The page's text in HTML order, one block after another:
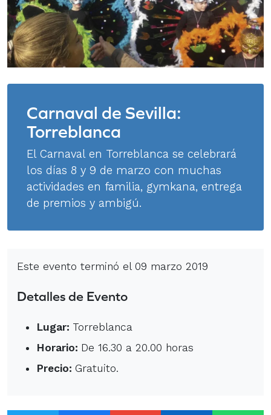
Carnaval de Sevilla:
Torreblanca
El Carnaval en Torreblanca se celebrará
los días 8 y 9 de marzo con muchas
actividades en familia, gymkana, entrega
de premios y ambigú.
Este evento terminó el 09 marzo 2019
Detalles de Evento
Lugar: Torreblanca
Horario: De 16.30 a 20.00 horas
Precio: Gratuito.